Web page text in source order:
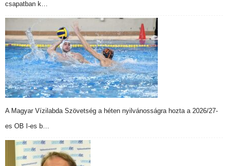
csapatban k…
A Magyar Vízilabda Szövetség a héten nyilvánosságra hozta a 2026/27-
es OB I-es b…